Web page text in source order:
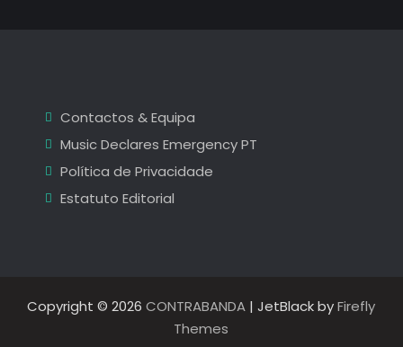
Contactos & Equipa
Music Declares Emergency PT
Política de Privacidade
Estatuto Editorial
Copyright © 2026CONTRABANDA | JetBlack byFirefly
Themes